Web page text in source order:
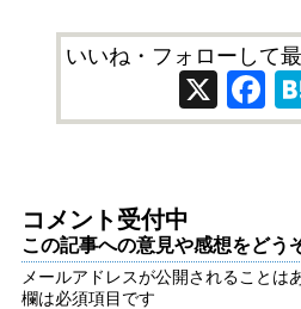
いいね・フォローして
X
コメント受付中
この記事への意見や感想をどう
メールアドレスが公開されることは
欄は必須項目です